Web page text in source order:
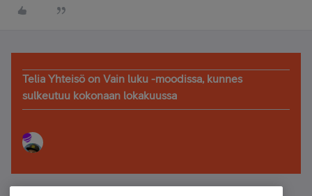
Telia Yhteisö on Vain luku -moodissa, kunnes
sulkeutuu kokonaan lokakuussa